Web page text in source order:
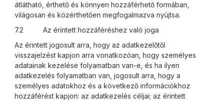
átlátható, érthető és könnyen hozzáférhető formában,
világosan és közérthetően megfogalmazva nyújtsa.
7.2 Az érintett hozzáféréshez való joga
Az érintett jogosult arra, hogy az adatkezelőtől
visszajelzést kapjon arra vonatkozóan, hogy személyes
adatainak kezelése folyamatban van-e, és ha ilyen
adatkezelés folyamatban van, jogosult arra, hogy a
személyes adatokhoz és a következő információkhoz
hozzáférést kapjon: az adatkezelés céljai; az érintett